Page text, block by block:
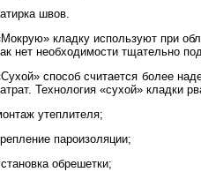
швов.
кладку используют при
нет необходимости тщательно
способ считается более
Технология «сухой» кладки
утеплителя;
пароизоляции;
обрешетки;